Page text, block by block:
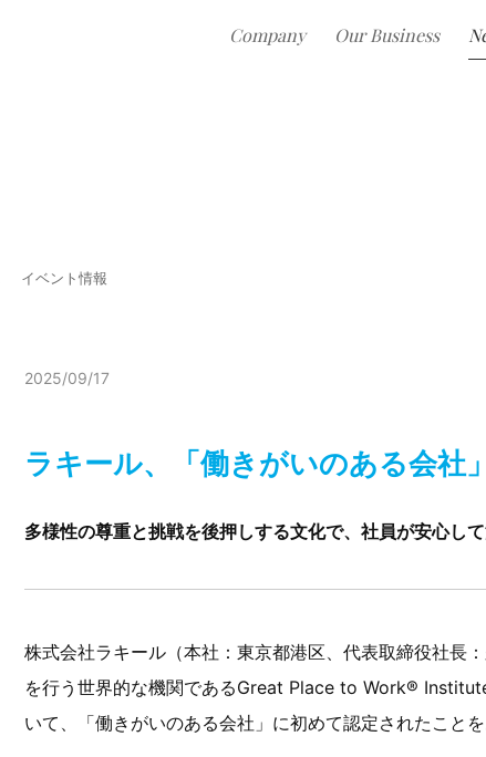
イベント情報
ラキール、「働きがいのある会社
2025/09/17
多様性の尊重と挑戦を後押しする文化で、社員が安心し
株式会社ラキール（本社：東京都港区、代表取締役社長
を行う世界的な機関であるGreat Place to Work®
いて、「働きがいのある会社」に初めて認定されたことを
Company Our Business